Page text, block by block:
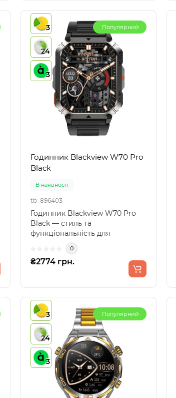
3
24
3
Популярний
Годинник Blackview W70 Pro
Black
В наявності
tb_896403
Годинник Blackview W70 Pro
Black — стиль та
функціональність для
0
₴2774 грн.
3
24
3
Популярний